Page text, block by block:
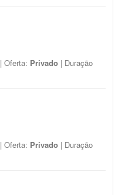
| Oferta: Privado | Duração
| Oferta: Privado | Duração